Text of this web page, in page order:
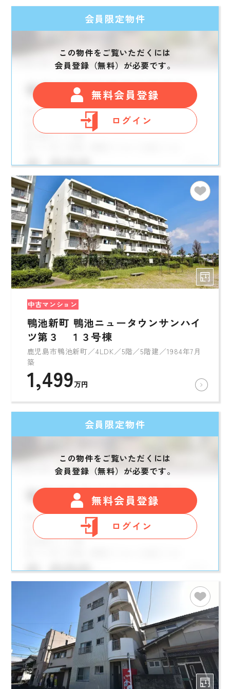
会員限定物件
この物件をご覧いただくには
会員登録（無料）が必要です。
無料会員登録
ログイン
中古マンション
鴨池新町 鴨池ニュータウンサンハイ
ツ第３ １３号棟
鹿児島市鴨池新町／4LDK／5階／5階建／1984年7月
築
1,499万円
会員限定物件
この物件をご覧いただくには
会員登録（無料）が必要です。
無料会員登録
ログイン